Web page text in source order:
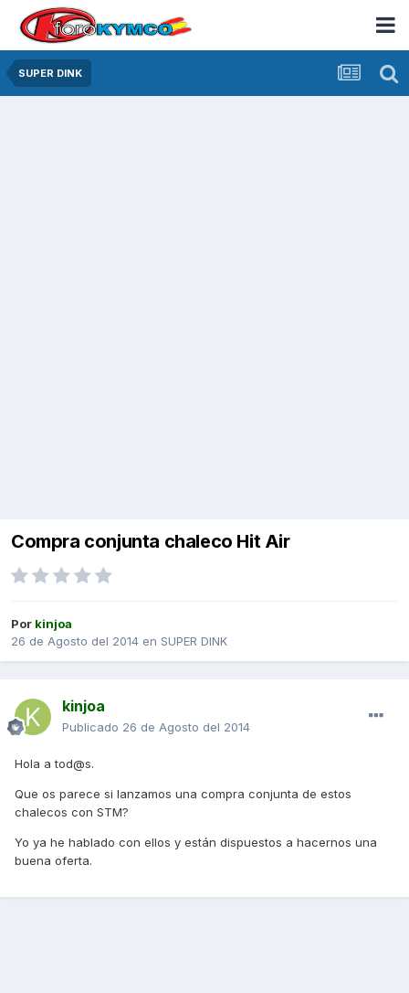
SUPER DINK
Compra conjunta chaleco Hit Air
Por kinjoa
26 de Agosto del 2014 en SUPER DINK
kinjoa
Publicado 26 de Agosto del 2014
Hola a tod@s.
Que os parece si lanzamos una compra conjunta de estos
chalecos con STM?
Yo ya he hablado con ellos y están dispuestos a hacernos una
buena oferta.